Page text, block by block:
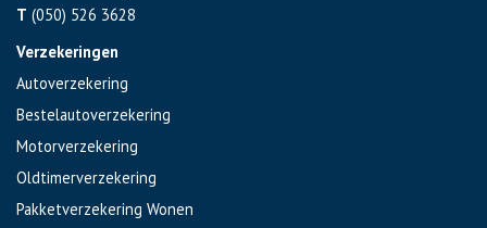
T (050) 526 3628
Verzekeringen
Autoverzekering
Bestelautoverzekering
Motorverzekering
Oldtimerverzekering
Pakketverzekering Wonen